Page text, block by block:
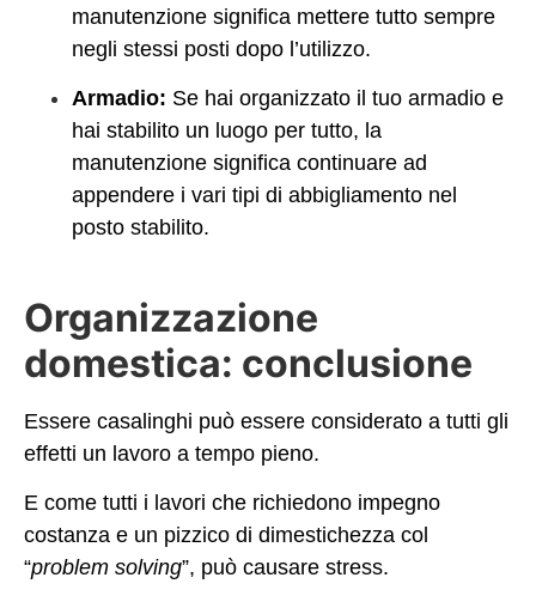
manutenzione significa mettere tutto sempre
negli stessi posti dopo l’utilizzo.
Armadio: Se hai organizzato il tuo armadio e
hai stabilito un luogo per tutto, la
manutenzione significa continuare ad
appendere i vari tipi di abbigliamento nel
posto stabilito.
Organizzazione
domestica: conclusione
Essere casalinghi può essere considerato a tutti gli
effetti un lavoro a tempo pieno.
E come tutti i lavori che richiedono impegno
costanza e un pizzico di dimestichezza col
“problem solving”, può causare stress.